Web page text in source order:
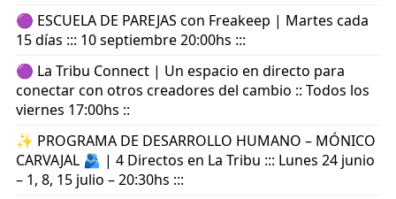
🟣 ESCUELA DE PAREJAS con Freakeep | Martes cada
15 días ::: 10 septiembre 20:00hs :::
🟣 La Tribu Connect | Un espacio en directo para
conectar con otros creadores del cambio :: Todos los
viernes 17:00hs ::
✨ PROGRAMA DE DESARROLLO HUMANO – MÓNICO
CARVAJAL 🫂 | 4 Directos en La Tribu ::: Lunes 24 junio
– 1, 8, 15 julio – 20:30hs :::